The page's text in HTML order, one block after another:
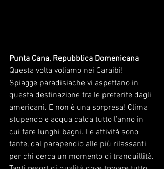
Punta Cana, Repubblica Domenicana
Questa volta voliamo nei Caraibi!
Spiagge paradisiache vi aspettano in
questa destinazione tra le preferite dagli
americani. E non è una sorpresa! Clima
stupendo e acqua calda tutto l’anno in
cui fare lunghi bagni. Le attività sono
tante, dal parapendio alle più rilassanti
per chi cerca un momento di tranquillità.
Tanti resort di qualità dove trovare tutto